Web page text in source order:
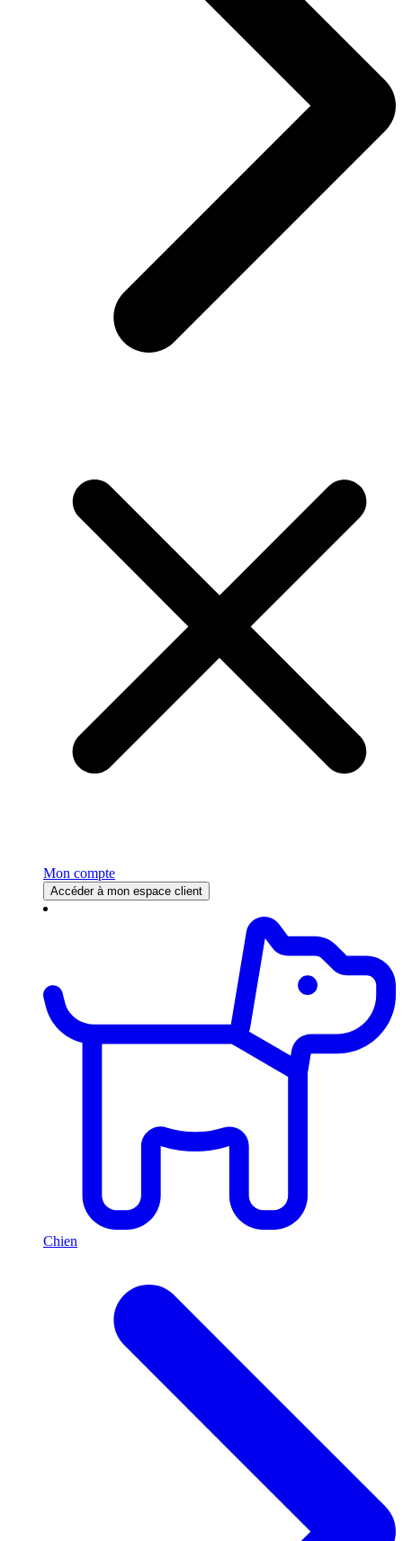
Mon compte
Accéder à mon espace client
Chien